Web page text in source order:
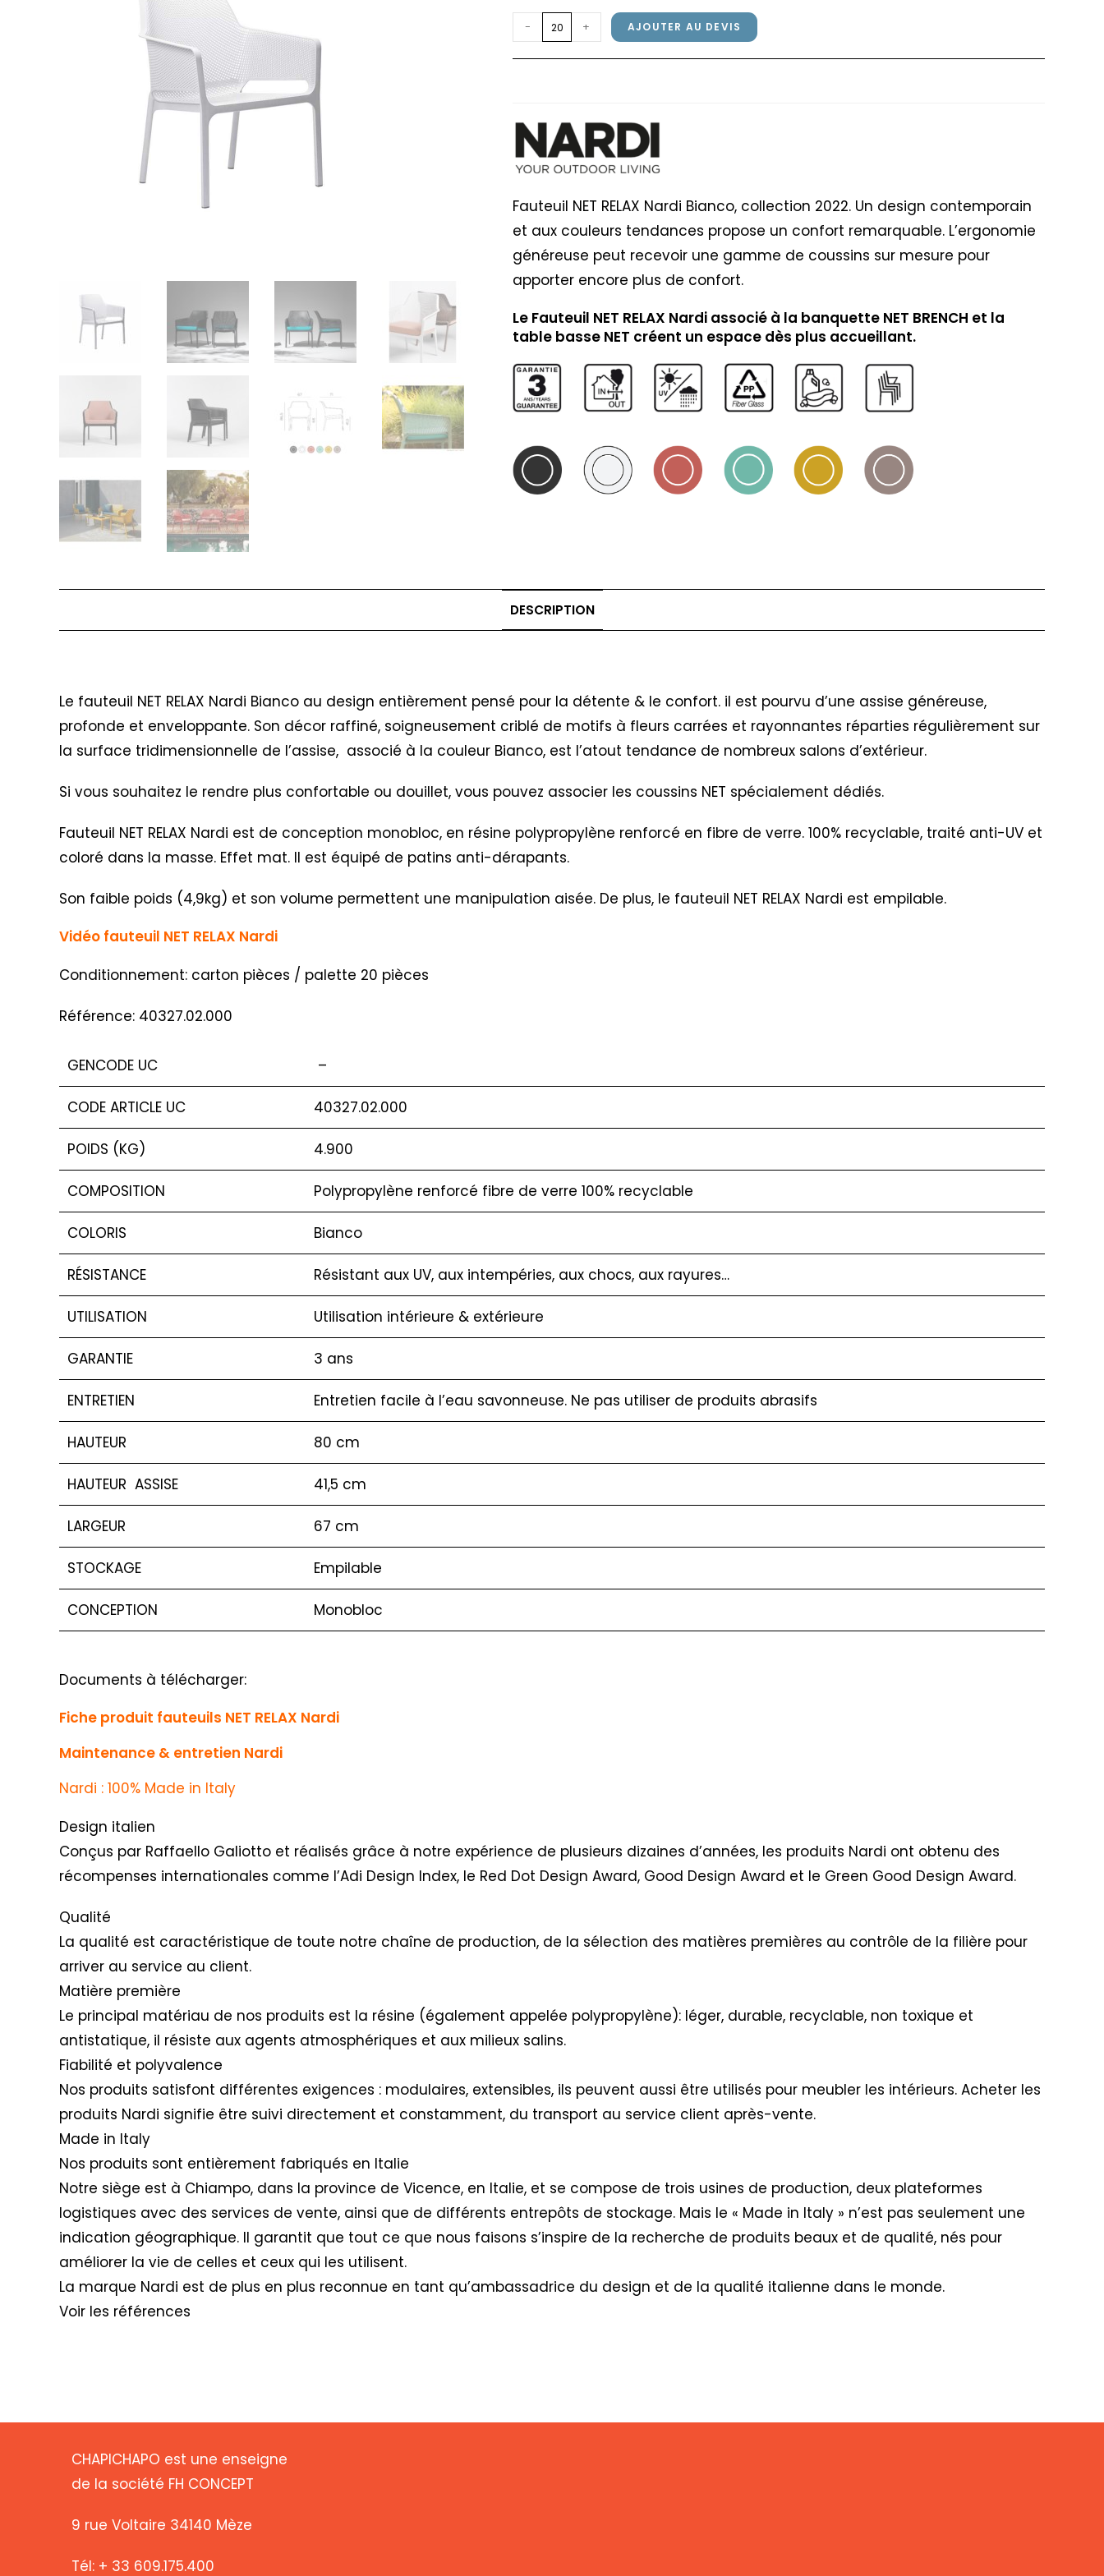
quantité
de
Fauteuil
Nardi
Bianco
- + AJOUTER AU DEVIS
Fauteuil NET RELAX Nardi Bianco, collection 2022. Un design contemporain
et aux couleurs tendances propose un confort remarquable. L’ergonomie
généreuse peut recevoir une gamme de coussins sur mesure pour
apporter encore plus de confort.
Le Fauteuil NET RELAX Nardi associé à la banquette NET BRENCH et la
table basse NET créent un espace dès plus accueillant.
DESCRIPTION
Le fauteuil NET RELAX Nardi Bianco au design entièrement pensé pour la détente & le confort. il est pourvu d’une assise généreuse,
profonde et enveloppante. Son décor raffiné, soigneusement criblé de motifs à fleurs carrées et rayonnantes réparties régulièrement sur
la surface tridimensionnelle de l’assise, associé à la couleur Bianco, est l’atout tendance de nombreux salons d’extérieur.
Si vous souhaitez le rendre plus confortable ou douillet, vous pouvez associer les coussins NET spécialement dédiés.
Fauteuil NET RELAX Nardi est de conception monobloc, en résine polypropylène renforcé en fibre de verre. 100% recyclable, traité anti-UV et
coloré dans la masse. Effet mat. Il est équipé de patins anti-dérapants.
Son faible poids (4,9kg) et son volume permettent une manipulation aisée. De plus, le fauteuil NET RELAX Nardi est empilable.
Vidéo fauteuil NET RELAX Nardi
Conditionnement: carton pièces / palette 20 pièces
Référence: 40327.02.000
GENCODE UC –
CODE ARTICLE UC 40327.02.000
POIDS (KG) 4.900
COMPOSITION Polypropylène renforcé fibre de verre 100% recyclable
COLORIS Bianco
RÉSISTANCE Résistant aux UV, aux intempéries, aux chocs, aux rayures…
UTILISATION Utilisation intérieure & extérieure
GARANTIE 3 ans
ENTRETIEN Entretien facile à l’eau savonneuse. Ne pas utiliser de produits abrasifs
HAUTEUR 80 cm
HAUTEUR ASSISE 41,5 cm
LARGEUR 67 cm
STOCKAGE Empilable
CONCEPTION Monobloc
Documents à télécharger:
Fiche produit fauteuils NET RELAX Nardi
Maintenance & entretien Nardi
Nardi : 100% Made in Italy
Design italien
Conçus par Raffaello Galiotto et réalisés grâce à notre expérience de plusieurs dizaines d’années, les produits Nardi ont obtenu des
récompenses internationales comme l’Adi Design Index, le Red Dot Design Award, Good Design Award et le Green Good Design Award.
Qualité
La qualité est caractéristique de toute notre chaîne de production, de la sélection des matières premières au contrôle de la filière pour
arriver au service au client.
Matière première
Le principal matériau de nos produits est la résine (également appelée polypropylène): léger, durable, recyclable, non toxique et
antistatique, il résiste aux agents atmosphériques et aux milieux salins.
Fiabilité et polyvalence
Nos produits satisfont différentes exigences : modulaires, extensibles, ils peuvent aussi être utilisés pour meubler les intérieurs. Acheter les
produits Nardi signifie être suivi directement et constamment, du transport au service client après-vente.
Made in Italy
Nos produits sont entièrement fabriqués en Italie
Notre siège est à Chiampo, dans la province de Vicence, en Italie, et se compose de trois usines de production, deux plateformes
logistiques avec des services de vente, ainsi que de différents entrepôts de stockage. Mais le « Made in Italy » n’est pas seulement une
indication géographique. Il garantit que tout ce que nous faisons s’inspire de la recherche de produits beaux et de qualité, nés pour
améliorer la vie de celles et ceux qui les utilisent.
La marque Nardi est de plus en plus reconnue en tant qu’ambassadrice du design et de la qualité italienne dans le monde.
Voir les références
CHAPICHAPO est une enseigne
de la société FH CONCEPT
9 rue Voltaire 34140 Mèze
Tél: + 33 609.175.400